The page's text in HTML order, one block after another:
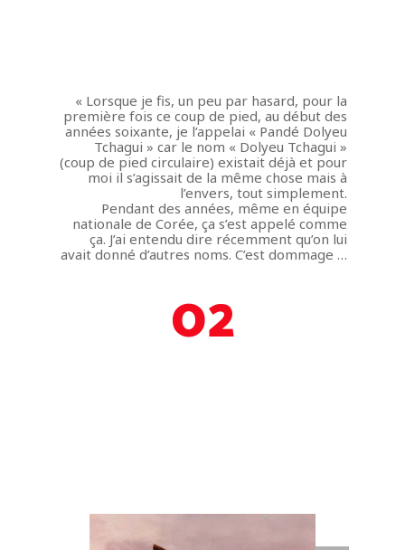
« Lorsque je fis, un peu par hasard, pour la
première fois ce coup de pied, au début des
années soixante, je l’appelai « Pandé Dolyeu
Tchagui » car le nom « Dolyeu Tchagui »
(coup de pied circulaire) existait déjà et pour
moi il s’agissait de la même chose mais à
l’envers, tout simplement.
Pendant des années, même en équipe
nationale de Corée, ça s’est appelé comme
ça. J’ai entendu dire récemment qu’on lui
avait donné d’autres noms. C’est dommage …
02
Pande Dolyeu Tchagui
Actualités
Histoire en Image
Stage
Album de Voyages
Horaires et plan
Inscription enfants et
Vie du club
Taekwondo
Lexique
Poomsés
Photos
Presse
Seoul National
Français
Français
English